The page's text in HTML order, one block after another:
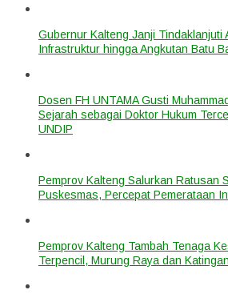
Gubernur Kalteng Janji Tindaklanjuti
Infrastruktur hingga Angkutan Batu
Dosen FH UNTAMA Gusti
Sejarah sebagai Doktor Hukum
UNDIP
Pemprov Kalteng Salurkan Ratusan
Puskesmas, Percepat Pemerataan
Pemprov Kalteng Tambah Tenaga
Terpencil, Murung Raya dan